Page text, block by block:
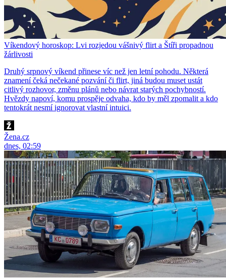
Víkendový horoskop: Lvi rozjedou vášnivý flirt a Štíři propadnou
žárlivosti
Druhý srpnový víkend přinese víc než jen letní pohodu. Některá
znamení čeká nečekané pozvání či flirt, jiná budou muset ustát
citlivý rozhovor, změnu plánů nebo návrat starých pochybností.
Hvězdy napoví, komu prospěje odvaha, kdo by měl zpomalit a kdo
tentokrát nesmí ignorovat vlastní intuici.
Žena.cz
dnes, 02:59